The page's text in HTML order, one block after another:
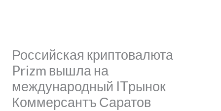
Российская криптовалюта
Prizm вышла на
международный ITрынок
Коммерсантъ Саратов